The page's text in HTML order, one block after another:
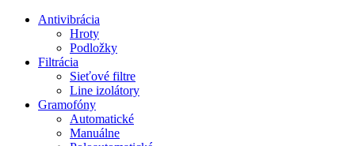
Antivibrácia
Hroty
Podložky
Filtrácia
Sieťové filtre
Line izolátory
Gramofóny
Automatické
Manuálne